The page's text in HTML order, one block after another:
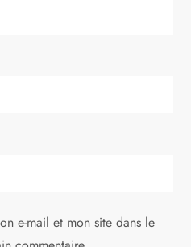
e-mail et mon site dans le